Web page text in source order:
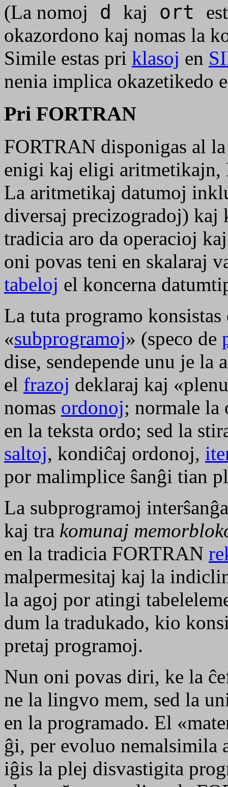
(La nomoj d kaj ort
okazordono kaj nomas la
Simile estas pri klasoj en
nenia implica okazetikedo
Pri FORTRAN
FORTRAN disponigas al
enigi kaj eligi aritmetikajn,
La aritmetikaj datumoj
diversaj precizogradoj)
tradicia aro da operacioj
oni povas teni en skalaraj
tabeloj el koncerna
La tuta programo konsistas
«subprogramoj» (speco de
dise, sendepende unu je la
el frazoj deklaraj kaj
nomas ordonoj; normale la
en la teksta ordo; sed la
saltoj, kondiĉaj ordonoj,
por malimplice ŝanĝi tian
La subprogramoj
kaj tra komunaj
en la tradicia FORTRAN
malpermesitaj kaj la
la agoj por atingi
dum la tradukado, kio
pretaj programoj.
Nun oni povas diri, ke la
ne la lingvo mem, sed la
en la programado. El
ĝi, per evoluo nemalsimila
iĝis la plej disvastigita